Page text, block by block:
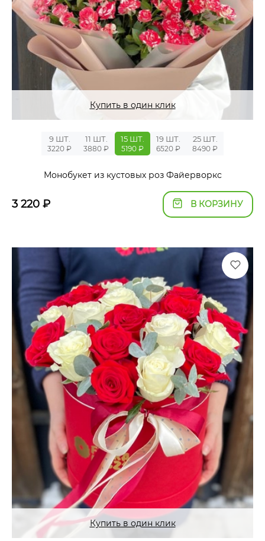
Купить в один клик
9 ШТ.
3220 ₽
11 ШТ.
3880 ₽
15 ШТ.
5190 ₽
19 ШТ.
6520 ₽
25 ШТ.
8490 ₽
Монобукет из кустовых роз Файерворкс
3 220 ₽ В КОРЗИНУ
Купить в один клик